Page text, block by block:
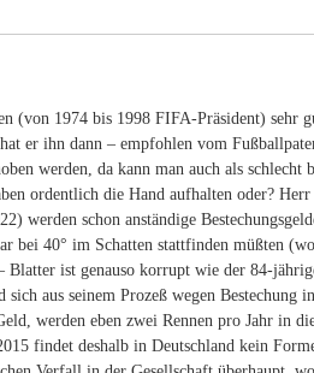
(von 1974 bis 1998 FIFA-Präsident) sehr
er ihn dann – empfohlen vom
werden, da kann man auch als schlecht
ordentlich die Hand aufhalten oder?
werden schon anständige
bei 40° im Schatten stattfinden müßten
Blatter ist genauso korrupt wie der 84-
aus seinem Prozeß wegen Bestechung
werden eben zwei Rennen pro Jahr in
findet deshalb in Deutschland kein